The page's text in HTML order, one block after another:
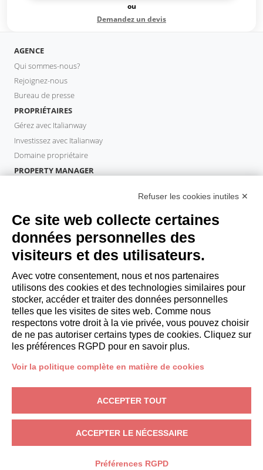
ou
Demandez un devis
AGENCE
Qui sommes-nous?
Rejoignez-nous
Bureau de presse
PROPRIÉTAIRES
Gérez avec Italianway
Investissez avec Italianway
Domaine propriétaire
PROPERTY MANAGER
INVITÉS
Réservez un séjour
Séjour longue durée
Expériences pour les clients
Reductions pour les clients
Conventions pour les entreprises
booking@italianway.house
+390286882952
N° TVA: 08839180968 - PMI Innovativa
Protection de la vie privée-Conditions-Cookies-Whistleblowing
Refuser les cookies inutiles ✕
Ce site web collecte certaines
données personnelles des
visiteurs et des utilisateurs.
Avec votre consentement, nous et nos partenaires
utilisons des cookies et des technologies similaires pour
stocker, accéder et traiter des données personnelles
telles que les visites de sites web. Comme nous
respectons votre droit à la vie privée, vous pouvez choisir
de ne pas autoriser certains types de cookies. Cliquez sur
les préférences RGPD pour en savoir plus.
Voir la politique complète en matière de cookies
ACCEPTER TOUT
ACCEPTER LE NÉCESSAIRE
Préférences RGPD